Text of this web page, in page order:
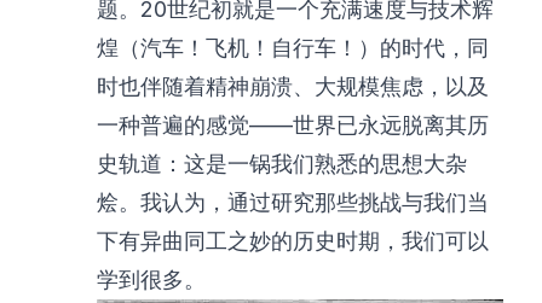
题。20世纪初就是一个充满速度与技术辉
煌（汽车！飞机！自行车！）的时代，同
时也伴随着精神崩溃、大规模焦虑，以及
一种普遍的感觉——世界已永远脱离其历
史轨道：这是一锅我们熟悉的思想大杂
烩。我认为，通过研究那些挑战与我们当
下有异曲同工之妙的历史时期，我们可以
学到很多。